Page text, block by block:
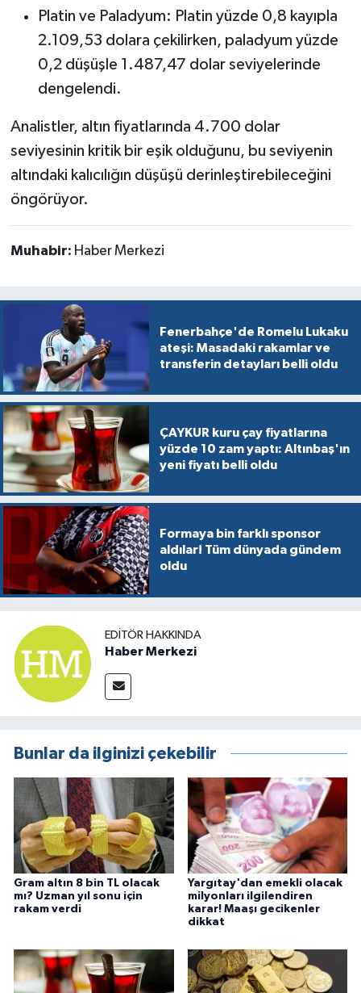
Platin ve Paladyum: Platin yüzde 0,8 kayıpla
2.109,53 dolara çekilirken, paladyum yüzde
0,2 düşüşle 1.487,47 dolar seviyelerinde
dengelendi.
Analistler, altın fiyatlarında 4.700 dolar
seviyesinin kritik bir eşik olduğunu, bu seviyenin
altındaki kalıcılığın düşüşü derinleştirebileceğini
öngörüyor.
Muhabir: Haber Merkezi
Fenerbahçe'de Romelu Lukaku
ateşi: Masadaki rakamlar ve
transferin detayları belli oldu
ÇAYKUR kuru çay fiyatlarına
yüzde 10 zam yaptı: Altınbaş'ın
yeni fiyatı belli oldu
Formaya bin farklı sponsor
aldılar! Tüm dünyada gündem
oldu
EDITÖR HAKKINDA
Haber Merkezi
Bunlar da ilginizi çekebilir
Gram altın 8 bin TL olacak
mı? Uzman yıl sonu için
rakam verdi
Yargıtay'dan emekli olacak
milyonları ilgilendiren
karar! Maaşı gecikenler
dikkat